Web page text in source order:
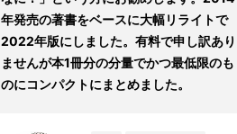
年発売の著書をベースに大幅リライトで
2022年版にしました。有料で申し訳あり
ませんが本1冊分の分量でかつ最低限のも
のにコンパクトにまとめました。